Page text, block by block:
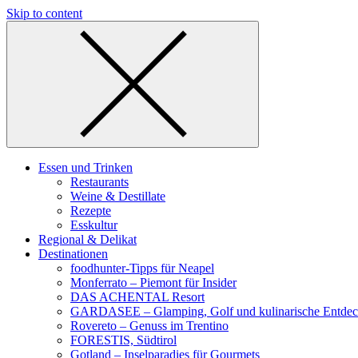
Skip to content
Essen und Trinken
Restaurants
Weine & Destillate
Rezepte
Esskultur
Regional & Delikat
Destinationen
foodhunter-Tipps für Neapel
Monferrato – Piemont für Insider
DAS ACHENTAL Resort
GARDASEE – Glamping, Golf und kulinarische
Rovereto – Genuss im Trentino
FORESTIS, Südtirol
Gotland – Inselparadies für Gourmets